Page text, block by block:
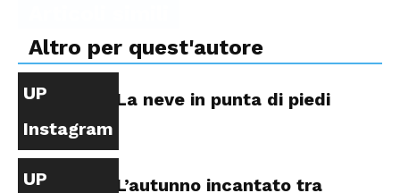
Altro per quest'autore
UP
Instagram
La neve in punta di piedi
UP
L’autunno incantato tra